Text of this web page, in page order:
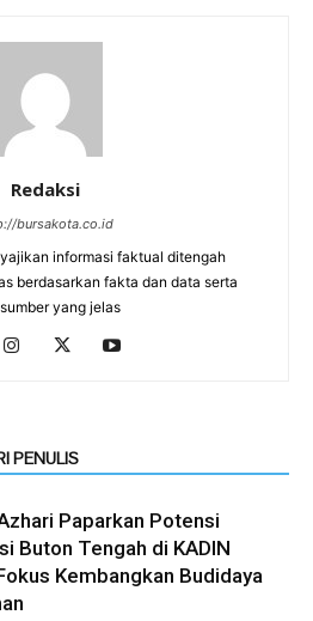
Redaksi
bursakota.co.id
informasi faktual ditengah
berdasarkan fakta dan data serta
yang jelas
PENULIS
Paparkan Potensi
Buton Tengah di KADIN
Kembangkan Budidaya